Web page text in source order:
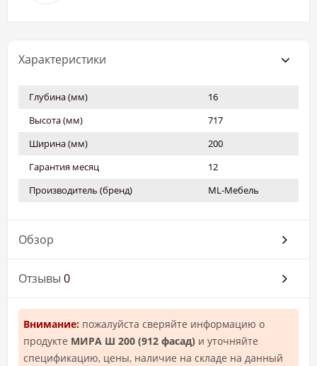
Характеристики
Глубина (мм)
16
Высота (мм)
717
Ширина (мм)
200
Гарантия месяц
12
Производитель (бренд)
ML-Мебель
Обзор
Отзывы 0
Внимание: пожалуйста сверяйте информацию о
продукте МИРА Ш 200 (912 фасад) и уточняйте
спецификацию, цены, наличие на складе на данный